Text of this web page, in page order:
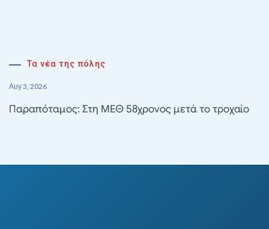
Τα νέα της πόλης
Αυγ 3, 2026
Παραπόταμος: Στη ΜΕΘ 58χρονος μετά το τροχαίο